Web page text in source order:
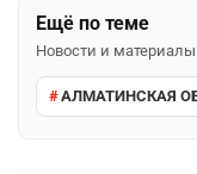
Ещё по теме
Новости и
АЛМАТИНСКАЯ